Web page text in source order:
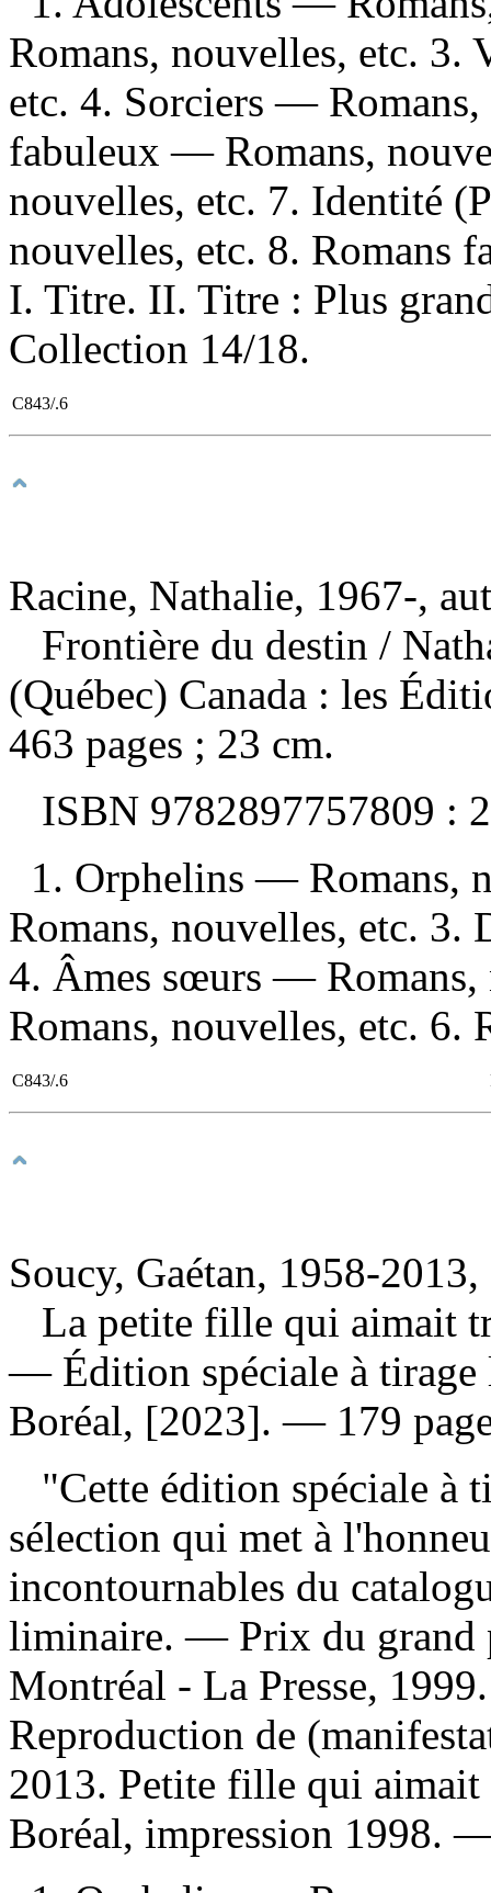
Romans, nouvelles, etc.
etc. 4. Sorciers —
fabuleux — Romans,
nouvelles, etc. 7. Identité
nouvelles, etc. 8. Romans
I. Titre. II. Titre : Plus
Collection 14/18.
C843/.6
Racine, Nathalie, 1967-,
Frontière du destin /
(Québec) Canada : les
463 pages ; 23 cm.
ISBN 9782897757809 :
1. Orphelins — Romans,
Romans, nouvelles, etc.
4. Âmes sœurs —
Romans, nouvelles, etc. 6.
C843/.6
Soucy, Gaétan, 1958-2013,
La petite fille qui aimait
— Édition spéciale à
Boréal, [2023]. — 179
"Cette édition spéciale à
sélection qui met à
incontournables du
liminaire. — Prix du grand
Montréal - La Presse,
Reproduction de
2013. Petite fille qui
Boréal, impression 1998.